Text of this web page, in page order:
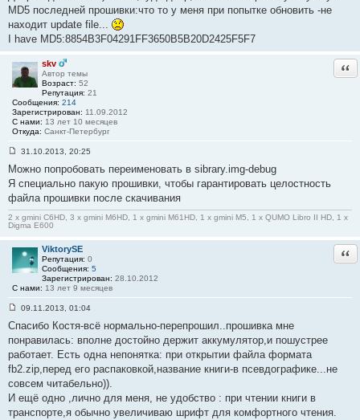
о
б
щ
н
и
е
#
1
3
MD5 последней прошивки:что то у меня при попытке обновить -не
находит update file...
I have MD5:8854B3F04291FF3650B5B20D2425F5F7
skv
Автор темы
Возраст: 52
Репутация: 21
Сообщения: 214
Зарегистрирован: 11.09.2012
С нами: 13 лет 10 месяцев
Откуда: Санкт-Петербург
о
б
щ
н
и
#
1
4
31.10.2013, 20:25
Можно попробовать переименовать в sibrary.img-debug
Я специально пакую прошивки, чтобы гарантировать целостность
файла прошивки после скачивания
2 x gmini C6HD, 3 x gmini M6HD, 1 x gmini M61HD, 1 x gmini M5, 1 x QUMO Libro II HD, 1 x
Digma E600
ViktorySE
Репутация: 0
Сообщения: 5
Зарегистрирован: 28.10.2012
С нами: 13 лет 9 месяцев
о
б
щ
е
н
и
#
1
09.11.2013, 01:04
Спасибо Костя-всё нормально-перепрошил..прошивка мне
понравилась: вполне достойно держит аккумулятор,и пошустрее
работает. Есть одна непонятка: при открытии файла формата
fb2.zip,перед его распаковкой,название книги-в псевдографике...не
совсем читабельно)).
И ещё одно ,лично для меня, не удобство : при чтении книги в
транспорте,я обычно увеличиваю шрифт для комфортного чтения.